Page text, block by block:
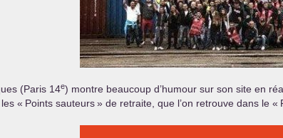
(Paris 14e) montre beaucoup d’humour sur son site en
« Points sauteurs» de retraite, que l’on retrouve dans le «